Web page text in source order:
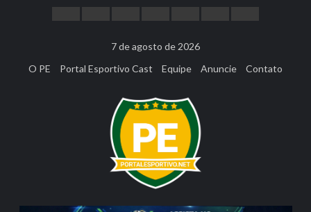
7 de agosto de 2026
O PE
Portal Esportivo Cast Equipe Anuncie Contato